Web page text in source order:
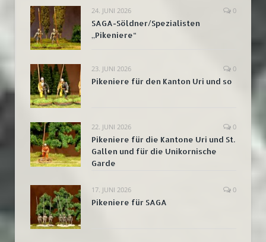
24. JUNI 2026 0
SAGA-Söldner/Spezialisten
„Pikeniere“
23. JUNI 2026 0
Pikeniere für den Kanton Uri und so
22. JUNI 2026 0
Pikeniere für die Kantone Uri und St.
Gallen und für die Unikornische
Garde
17. JUNI 2026 0
Pikeniere für SAGA